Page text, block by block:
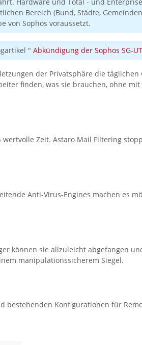
Hardware und Total - und
Bereich (Bund, Städte,
von Sophos voraussetzt.
" Abkündigung der Sophos SG-
der Privatsphäre die
finden, was sie brauchen, ohne
Zeit. Astaro Mail Filtering
Anti-Virus-Engines machen es
können sie allzuleicht abgefangen
manipulationssicherem Siegel.
Konfigurationen für